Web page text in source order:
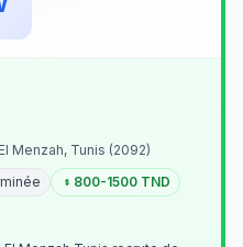
El Menzah, Tunis (2092)
800-1500 TND